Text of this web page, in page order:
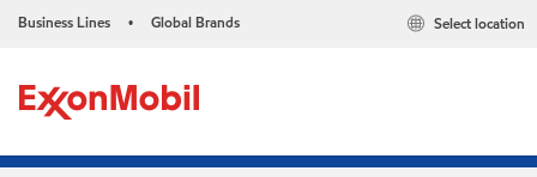
Business Lines • Global Brands Select location